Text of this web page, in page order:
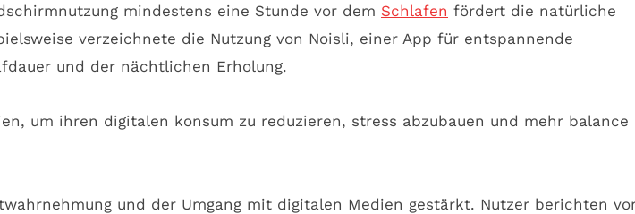
mindestens eine Stunde vor dem Schlafen fördert die natürliche
verzeichnete die Nutzung von Noisli, einer App für entspannende
und der nächtlichen Erholung.
und der Umgang mit digitalen Medien gestärkt. Nutzer berichten